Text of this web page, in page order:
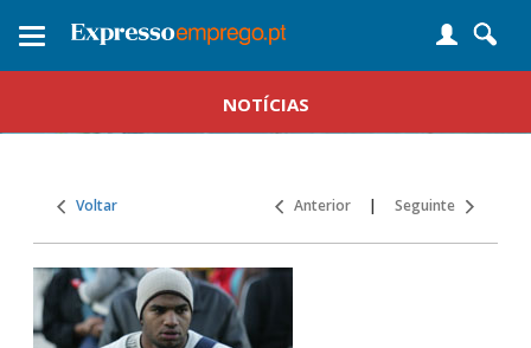
Toggle
NOTÍCIAS
Voltar Anterior | Seguinte